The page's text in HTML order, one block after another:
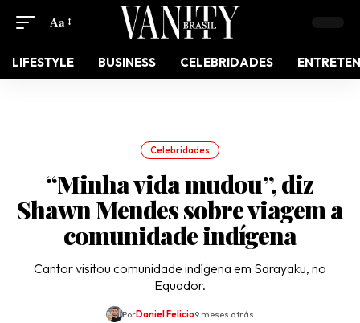
Aa
LIFESTYLE BUSINESS CELEBRIDADES
Celebridades
“Minha vida mudou”, diz
Shawn Mendes sobre viagem a
comunidade indígena
Cantor visitou comunidade indígena em Sarayaku, no
Equador.
PorDaniel Felicio9 meses atrás